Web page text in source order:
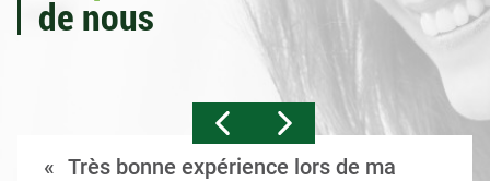
de nous
Très bonne expérience lors de ma